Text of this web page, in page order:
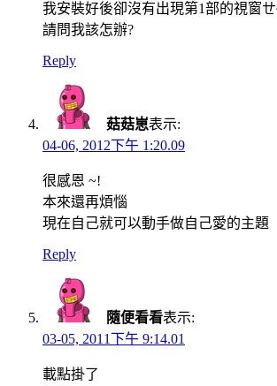
我安裝好後卻沒有出現第1部的視窗
請問我該怎辦?
Reply
菇菇崽表示:
04-06, 2012下午 1:20.09
很感恩 ~!
本來還再煩惱
現在自己就可以動手做自己愛的主題
Reply
隨便看看表示:
03-05, 2011下午 9:14.01
載點掛了